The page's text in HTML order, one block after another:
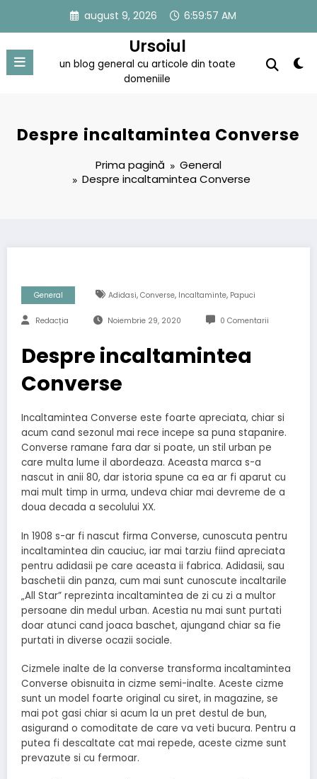
conținut
august 9, 2026 6:59:58 AM
Ursoiul
un blog general cu articole din toate
domeniile
Despre incaltamintea Converse
Prima pagină
General
Despre incaltamintea Converse
General Adidasi, Converse, Incaltaminte, Papuci
Redacția Noiembrie 29, 2020 0 Comentarii
Despre incaltamintea
Converse
Incaltamintea Converse este foarte apreciata, chiar si
acum cand sezonul mai rece incepe sa puna stapanire.
Converse ramane fara dar si poate, un stil urban pe
care multa lume il abordeaza. Aceasta marca s-a
nascut in anii 80, dar istoria spune ca ea ar fi aparut cu
mai mult timp in urma, undeva chiar mai devreme de a
doua decada a secolului XX.
In 1908 s-ar fi nascut firma Converse, cunoscuta pentru
incaltamintea din cauciuc, iar mai tarziu fiind apreciata
pentru adidasii pe care aceasta ii fabrica. Adidasii, sau
baschetii din panza, cum mai sunt cunoscute incaltarile
„All Star” reprezinta incaltamintea de zi cu zi a multor
persoane din medul urban. Acestia nu mai sunt purtati
doar atunci cand joaca baschet, ajungand chiar sa fie
purtati in diverse ocazii sociale.
Cizmele inalte de la converse transforma incaltamintea
Converse obisnuita in cizme semi-inalte. Aceste cizme
sunt un model foarte original cu siret, in magazine, se
mai pot gasi chiar si acum la un pret destul de bun,
asigurand o comoditate de care va veti bucura. Pentru a
putea fi descaltate cat mai repede, aceste cizme sunt
prevazute si cu fermoar.